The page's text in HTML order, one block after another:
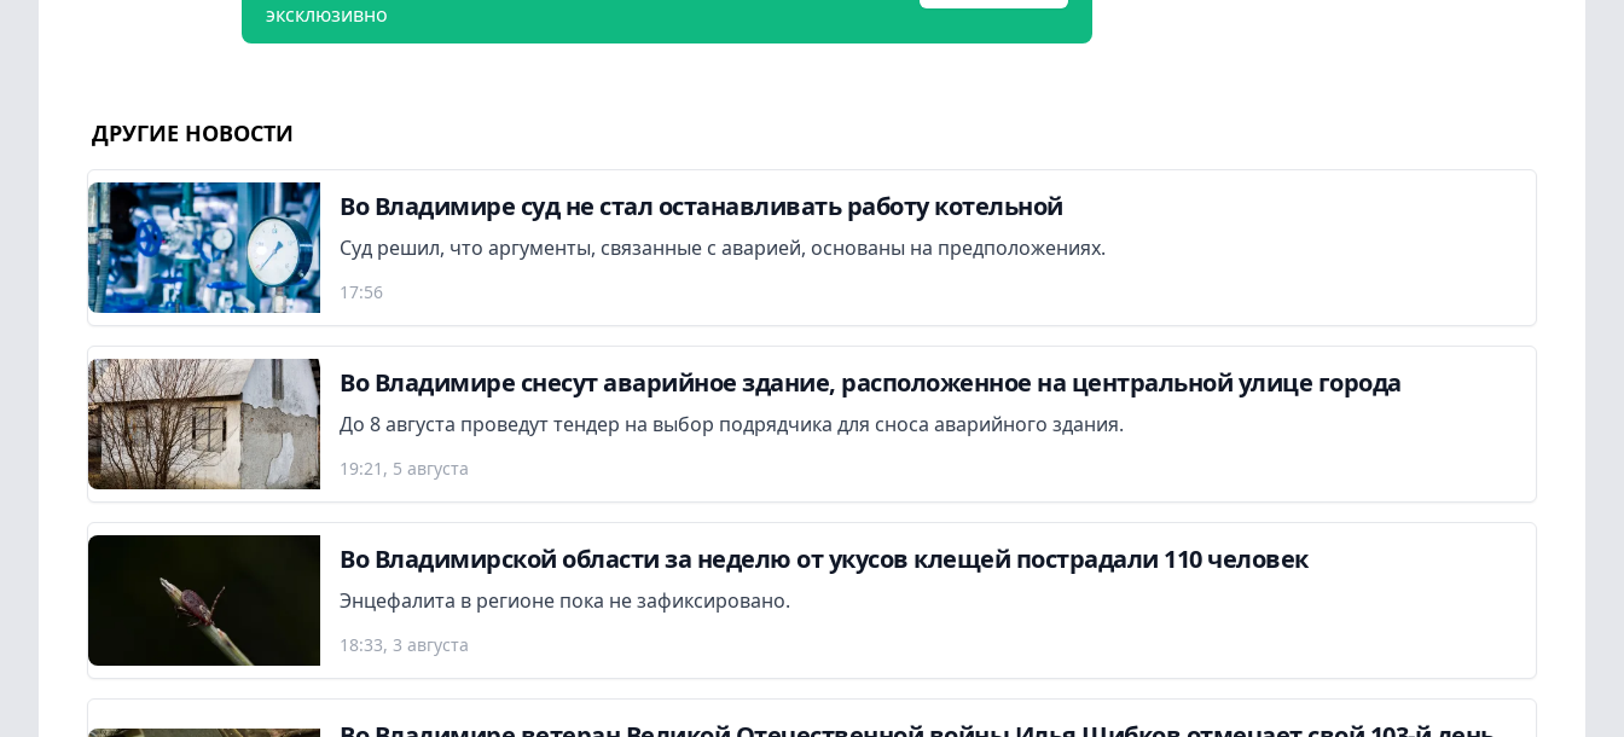
эксклюзивно
ДРУГИЕ НОВОСТИ
Во Владимире суд не стал останавливать работу котельной
Суд решил, что аргументы, связанные с аварией, основаны на предположениях.
17:56
Во Владимире снесут аварийное здание, расположенное на центральной улице города
До 8 августа проведут тендер на выбор подрядчика для сноса аварийного здания.
19:21, 5 августа
Во Владимирской области за неделю от укусов клещей пострадали 110 человек
Энцефалита в регионе пока не зафиксировано.
18:33, 3 августа